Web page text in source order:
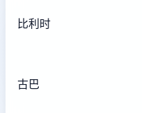
比利时
古巴